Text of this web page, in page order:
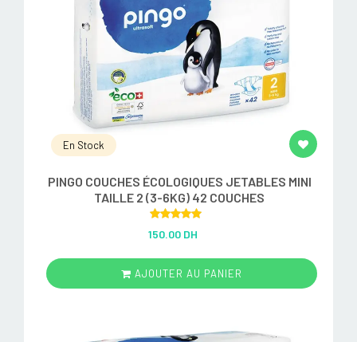
En Stock
PINGO COUCHES ÉCOLOGIQUES JETABLES MINI
TAILLE 2 (3-6KG) 42 COUCHES
out of 5
150.00 DH
AJOUTER AU PANIER